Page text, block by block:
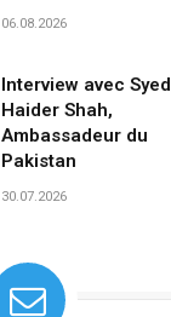
06.08.2026
Interview avec Syed
Haider Shah,
Ambassadeur du
Pakistan
30.07.2026